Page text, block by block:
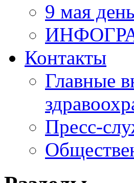
9 мая
Контакты
Главные
Пресс-